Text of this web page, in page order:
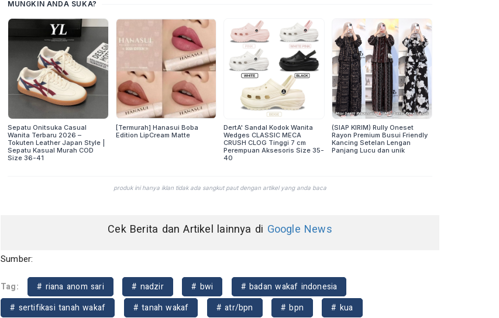
Cek Berita dan Artikel lainnya di Google News
Sumber:
Tag: # riana anom sari # nadzir # bwi
# badan wakaf indonesia
# sertifikasi tanah wakaf
# tanah wakaf # atr/bpn # bpn # kua